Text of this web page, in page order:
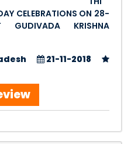
CELEBRATIONS ON 28-
KRISHNA
21-11-2018